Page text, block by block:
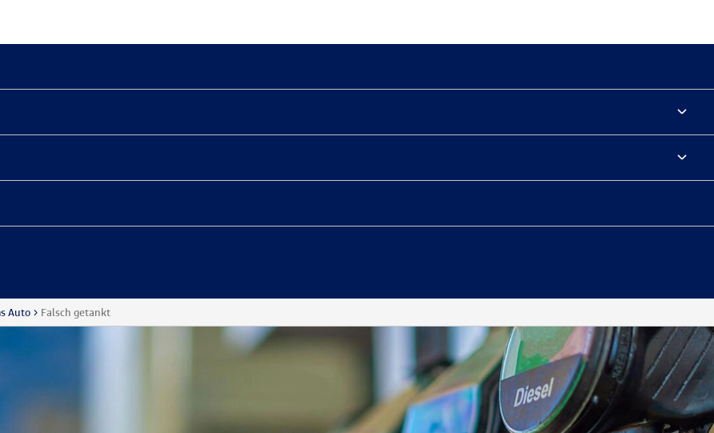
Auto Falsch getankt